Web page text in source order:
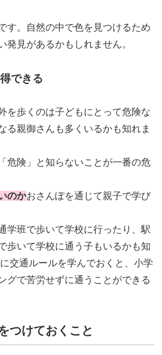
す。自然の中で色を見つけるため
発見があるかもしれません。
できる
を歩くのは子どもにとって危険な
る親御さんも多くいるかも知れま
危険」と知らないことが一番の危
のかおさんぽを通じて親子で学び
学班で歩いて学校に行ったり、駅
歩いて学校に通う子もいるかも知
交通ルールを学んでおくと、小学
グで苦労せずに通うことができる
つけておくこと